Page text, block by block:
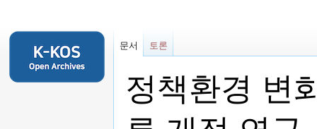
정책환경 변
문서 토론